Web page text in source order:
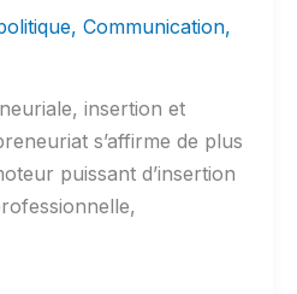
, Communication,
insertion et
s’affirme de plus
puissant d’insertion